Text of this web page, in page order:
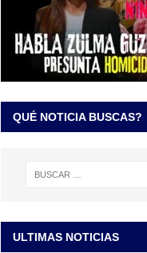
QUÉ NOTICIA BUSCAS?
ULTIMAS NOTICIAS